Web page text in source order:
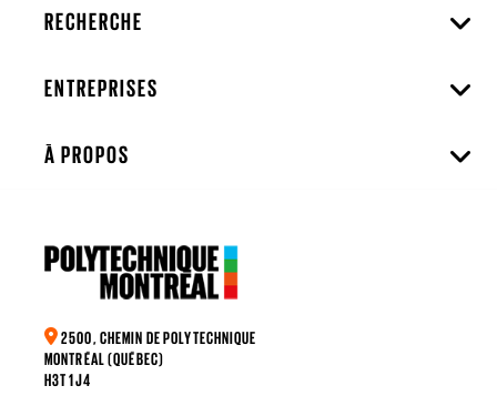
RECHERCHE
ENTREPRISES
À PROPOS
2500, CHEMIN DE POLYTECHNIQUE
MONTRÉAL (QUÉBEC)
H3T 1J4